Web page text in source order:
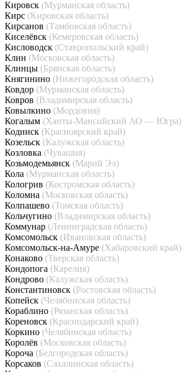
Кировск (Мурманская область)
Кирс (Кировская область)
Кирсанов (Тамбовская область)
Киселёвск (Кемеровская область)
Кисловодск (Ставропольский край)
Клин (Московская область)
Клинцы (Брянская область)
Княгинино (Нижегородская область)
Ковдор (Мурманская область)
Ковров (Владимирская область)
Ковылкино (Мордовия)
Когалым (Ханты-Мансийский АО — Югра)
Кодинск (Красноярский край)
Козельск (Калужская область)
Козловка (Чувашия)
Козьмодемьянск (Марий Эл)
Кола (Мурманская область)
Кологрив (Костромская область)
Коломна (Московская область)
Колпашево (Томская область)
Кольчугино (Владимирская область)
Коммунар (Ленинградская область)
Комсомольск (Ивановская область)
Комсомольск-на-Амуре (Хабаровский край)
Конаково (Тверская область)
Кондопога (Карелия)
Кондрово (Калужская область)
Константиновск (Ростовская область)
Копейск (Челябинская область)
Кораблино (Рязанская область)
Кореновск (Краснодарский край)
Коркино (Челябинская область)
Королёв (Московская область)
Короча (Белгородская область)
Корсаков (Сахалинская область)